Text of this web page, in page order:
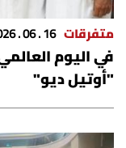
متفرقات 16 . 06 . 2026
في اليوم
"أوتيل ديو"